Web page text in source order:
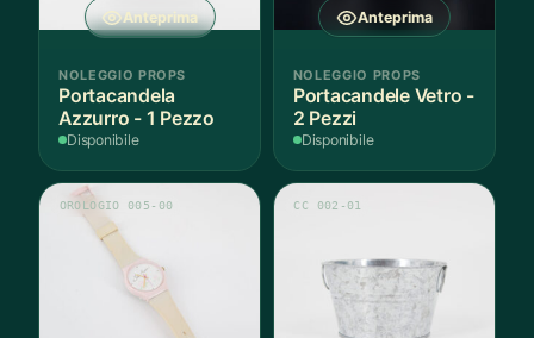
Anteprima
NOLEGGIO PROPS
Portacandela
Azzurro - 1 Pezzo
Disponibile
Anteprima
NOLEGGIO PROPS
Portacandele Vetro -
2 Pezzi
Disponibile
OROLOGIO 005-00 CC 002-01